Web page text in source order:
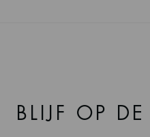
BLIJF OP